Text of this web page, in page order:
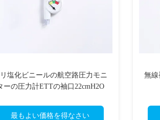
塩化ビニールの航空路圧力モニ
ーの圧力計ETTの袖口22cmH2O
最もよい価格を得なさい
無線